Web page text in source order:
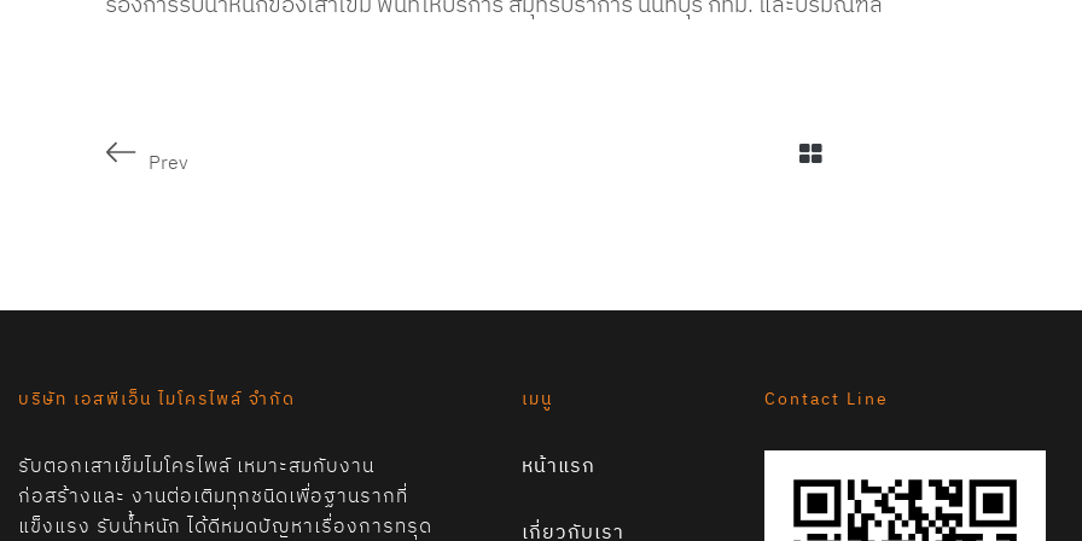
Prev
บริษัท เอสพีเอ็น ไมโครไพล์ จำกัด
รับตอกเสาเข็มไมโครไพล์ เหมาะสมกับงาน
ก่อสร้างและ งานต่อเติมทุกชนิดเพื่อฐานรากที่
แข็งแรง รับน้ำหนัก ได้ดีหมดปัญหาเรื่องการทรุด
เมนู
หน้าแรก
เกี่ยวกับเรา
Contact Line